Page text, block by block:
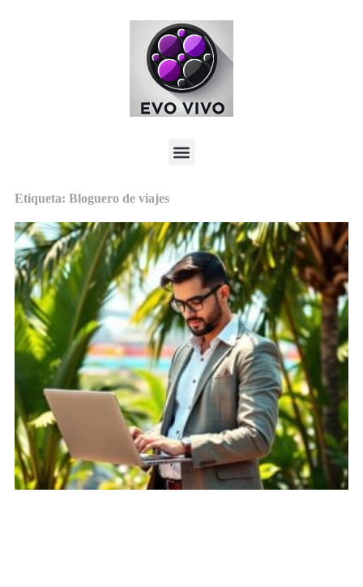
Etiqueta: Bloguero de viajes